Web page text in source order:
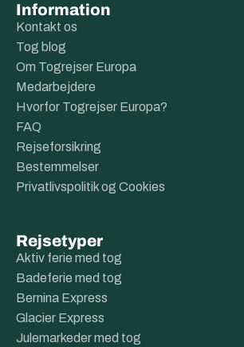
Information
Kontakt os
Tog blog
Om Togrejser Europa
Medarbejdere
Hvorfor Togrejser Europa?
FAQ
Rejseforsikring
Bestemmelser
Privatlivspolitik og Cookies
Rejsetyper
Aktiv ferie med tog
Badeferie med tog
Bernina Express
Glacier Express
Julemarkeder med tog